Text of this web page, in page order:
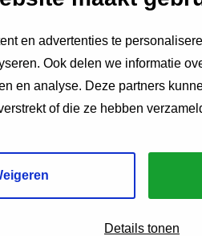
en advertenties te
Ook delen we informatie
en analyse. Deze partners
of die ze hebben
Details tonen